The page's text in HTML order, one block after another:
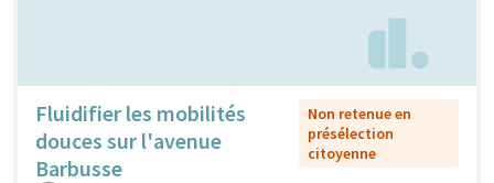
Fluidifier les mobilités
douces sur l'avenue
Barbusse
Non retenue en
présélection
citoyenne